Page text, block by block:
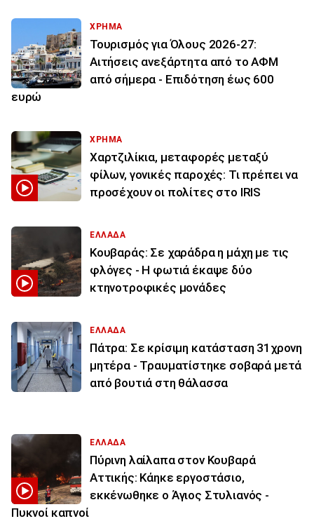
ΧΡΗΜΑ
Τουρισμός για Όλους 2026-27:
Αιτήσεις ανεξάρτητα από το ΑΦΜ
από σήμερα - Επιδότηση έως 600
ευρώ
ΧΡΗΜΑ
Χαρτζιλίκια, μεταφορές μεταξύ
φίλων, γονικές παροχές: Τι πρέπει να
προσέχουν οι πολίτες στο IRIS
ΕΛΛΑΔΑ
Κουβαράς: Σε χαράδρα η μάχη με τις
φλόγες - Η φωτιά έκαψε δύο
κτηνοτροφικές μονάδες
ΕΛΛΑΔΑ
Πάτρα: Σε κρίσιμη κατάσταση 31χρονη
μητέρα - Τραυματίστηκε σοβαρά μετά
από βουτιά στη θάλασσα
ΕΛΛΑΔΑ
Πύρινη λαίλαπα στον Κουβαρά
Αττικής: Κάηκε εργοστάσιο,
εκκένωθηκε ο Άγιος Στυλιανός -
Πυκνοί καπνοί